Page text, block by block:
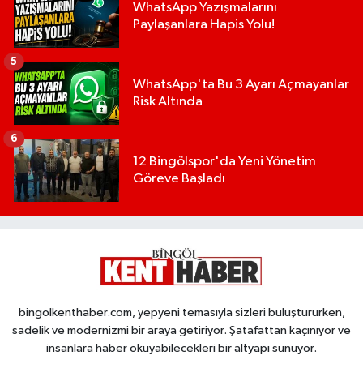
WhatsApp Yazışmalarını
Paylaşanlara Hapis Yolu!
WhatsApp'ta Bu 3 Ayarı Açmayanlar
Risk Altında
5
12 Bingölspor'da Yeni Yönetim
Göreve Başladı
6
bingolkenthaber.com, yepyeni temasıyla sizleri buluştururken,
sadelik ve modernizmi bir araya getiriyor. Şatafattan kaçınıyor ve
insanlara haber okuyabilecekleri bir altyapı sunuyor.